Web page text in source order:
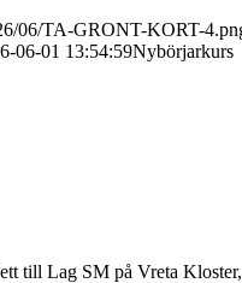
06/TA-GRONT-KORT-
06-01 13:54:59Nybörjarkurs
till Lag SM på Vreta